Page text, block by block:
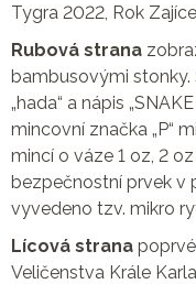
Tygra 2022, Rok
Rubová strana
bambusovými stonky.
„hada“ a nápis
mincovní značka „P“
mincí o váze 1 oz, 2
bezpečnostní prvek v
vyvedeno tzv. mikro
Lícová strana
Veličenstva Krále